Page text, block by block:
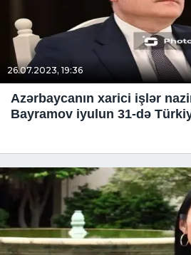
26.07.2023, 19:36
Azərbaycanın xarici işlər
Bayramov iyulun 31-də